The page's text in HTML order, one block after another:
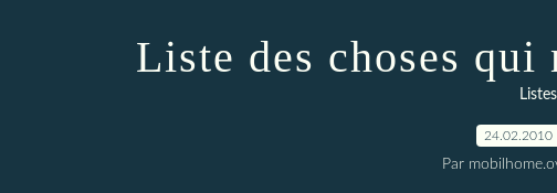
Liste des choses
Listes
24.02.2010
Par